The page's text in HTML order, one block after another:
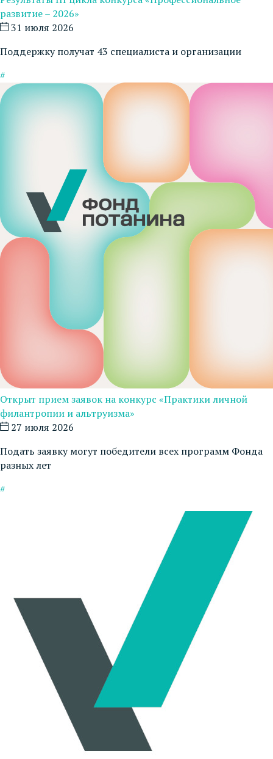
развитие – 2026»
31 июля 2026
Поддержку получат 43 специалиста и организации
#
Открыт прием заявок на конкурс «Практики личной
филантропии и альтруизма»
27 июля 2026
Подать заявку могут победители всех программ Фонда
разных лет
#